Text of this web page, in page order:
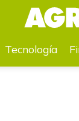
por siembra de
Tecnología